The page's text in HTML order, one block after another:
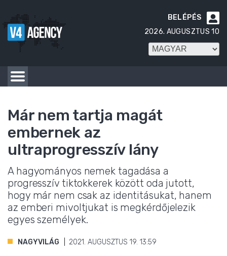

BELÉPÉS
2026. AUGUSZTUS 10
Már nem tartja magát
embernek az
ultraprogresszív lány
A hagyományos nemek tagadása a
progresszív tiktokkerek között oda jutott,
hogy már nem csak az identitásukat, hanem
az emberi mivoltjukat is megkérdőjelezik
egyes személyek.
NAGYVILÁG 2021. AUGUSZTUS 19. 13:59